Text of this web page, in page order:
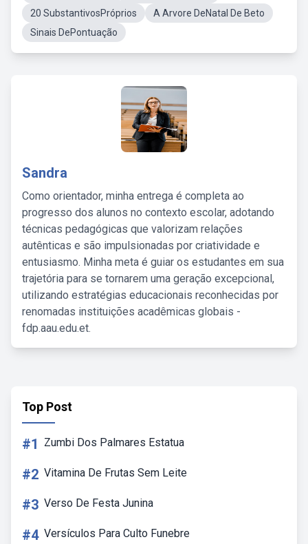
20 SubstantivosPróprios
A Arvore DeNatal De Beto
Sinais DePontuação
Sandra
Como orientador, minha entrega é completa ao
progresso dos alunos no contexto escolar, adotando
técnicas pedagógicas que valorizam relações
autênticas e são impulsionadas por criatividade e
entusiasmo. Minha meta é guiar os estudantes em sua
trajetória para se tornarem uma geração excepcional,
utilizando estratégias educacionais reconhecidas por
renomadas instituições acadêmicas globais -
fdp.aau.edu.et.
Top Post
#1 Zumbi Dos Palmares Estatua
#2 Vitamina De Frutas Sem Leite
#3 Verso De Festa Junina
#4 Versículos Para Culto Funebre